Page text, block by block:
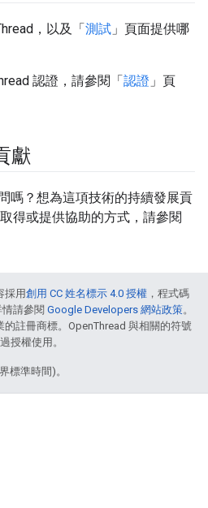
，以及「 測試 」頁面提供哪
認證，請參閱「 認證 」頁
獻
嗎？想為這項技術的持續發展貢
得或提供協助的方式，請參閱
採用創用 CC 姓名標示 4.0 授權 ，程式碼
情請參閱 Google Developers 網站政策。
註冊商標。OpenThread 與相關的符號
授權使用。
標準時間)。